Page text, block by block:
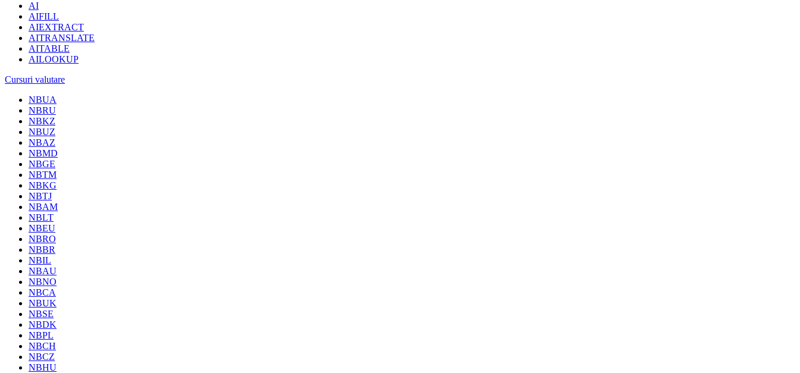
AI
AIFILL
AIEXTRACT
AITRANSLATE
AITABLE
AILOOKUP
Cursuri valutare
NBUA
NBRU
NBKZ
NBUZ
NBAZ
NBMD
NBGE
NBTM
NBKG
NBTJ
NBAM
NBLT
NBEU
NBRO
NBBR
NBIL
NBAU
NBNO
NBCA
NBUK
NBSE
NBDK
NBPL
NBCH
NBCZ
NBHU